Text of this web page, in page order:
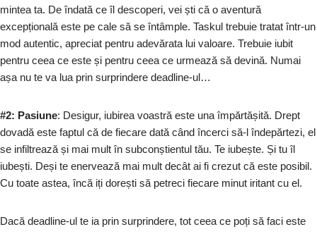
mintea ta. De îndată ce îl descoperi, vei ști că o aventură
excepțională este pe cale să se întâmple. Taskul trebuie tratat într-un
mod autentic, apreciat pentru adevărata lui valoare. Trebuie iubit
pentru ceea ce este și pentru ceea ce urmează să devină. Numai
așa nu te va lua prin surprindere deadline-ul…
#2: Pasiune: Desigur, iubirea voastră este una împărtășită. Drept
dovadă este faptul că de fiecare dată când încerci să-l îndepărtezi, el
se infiltrează și mai mult în subconștientul tău. Te iubește. Și tu îl
iubești. Deși te enervează mai mult decât ai fi crezut că este posibil.
Cu toate astea, încă iți dorești să petreci fiecare minut iritant cu el.
Dacă deadline-ul te ia prin surprindere, tot ceea ce poți să faci este